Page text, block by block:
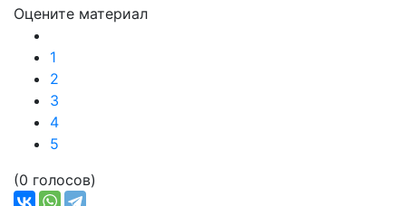
Оцените материал
1
2
3
4
5
(0 голосов)